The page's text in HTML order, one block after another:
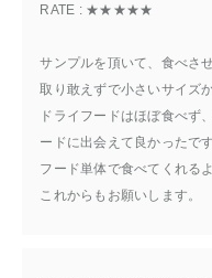
RATE : ★★★★★
サンプルを頂いて、食べさ
取り敢えずで小さいサイズ
ドライフードはほぼ食べず
ードに出会えて良かったです
フード単体で食べてくれる
これからもお願いします。